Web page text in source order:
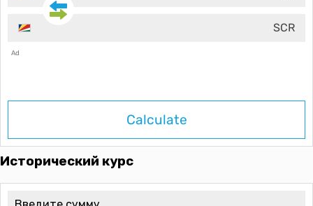
SCR
Ad
Calculate
Исторический курс